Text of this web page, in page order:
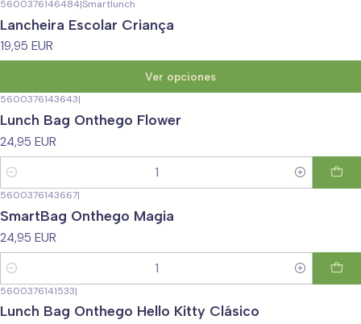
5600376146484|Smartlunch
Lancheira Escolar Criança
19,95 EUR
Ver opciones
5600376143643|
Lunch Bag Onthego Flower
24,95 EUR
Cantidad
5600376143667|
SmartBag Onthego Magia
24,95 EUR
Cantidad
5600376141533|
Lunch Bag Onthego Hello Kitty Clásico